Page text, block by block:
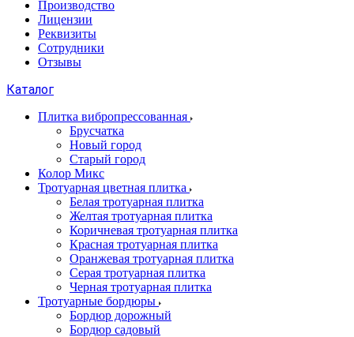
Производство
Лицензии
Реквизиты
Сотрудники
Отзывы
Каталог
Плитка вибропрессованная
Брусчатка
Новый город
Старый город
Колор Микс
Тротуарная цветная плитка
Белая тротуарная плитка
Желтая тротуарная плитка
Коричневая тротуарная плитка
Красная тротуарная плитка
Оранжевая тротуарная плитка
Серая тротуарная плитка
Черная тротуарная плитка
Тротуарные бордюры
Бордюр дорожный
Бордюр садовый